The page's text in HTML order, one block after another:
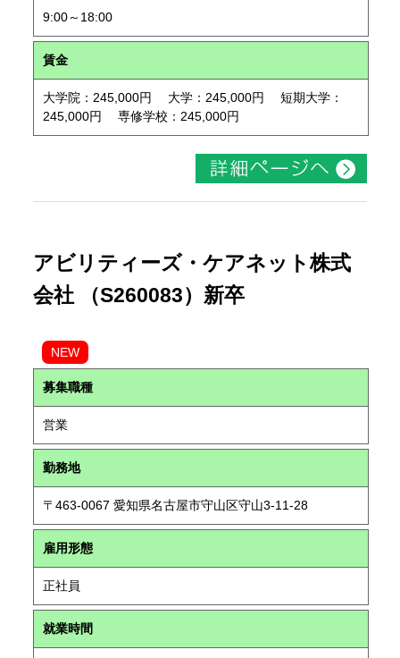
9:00～18:00
賃金
大学院：245,000円 大学：245,000円 短期大学：
245,000円 専修学校：245,000円
アビリティーズ・ケアネット株式
会社 （S260083）新卒
NEW
募集職種
営業
勤務地
〒463-0067 愛知県名古屋市守山区守山3-11-28
雇用形態
正社員
就業時間